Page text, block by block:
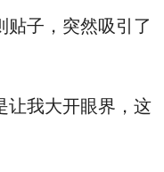
子，突然吸引了
我大开眼界，这